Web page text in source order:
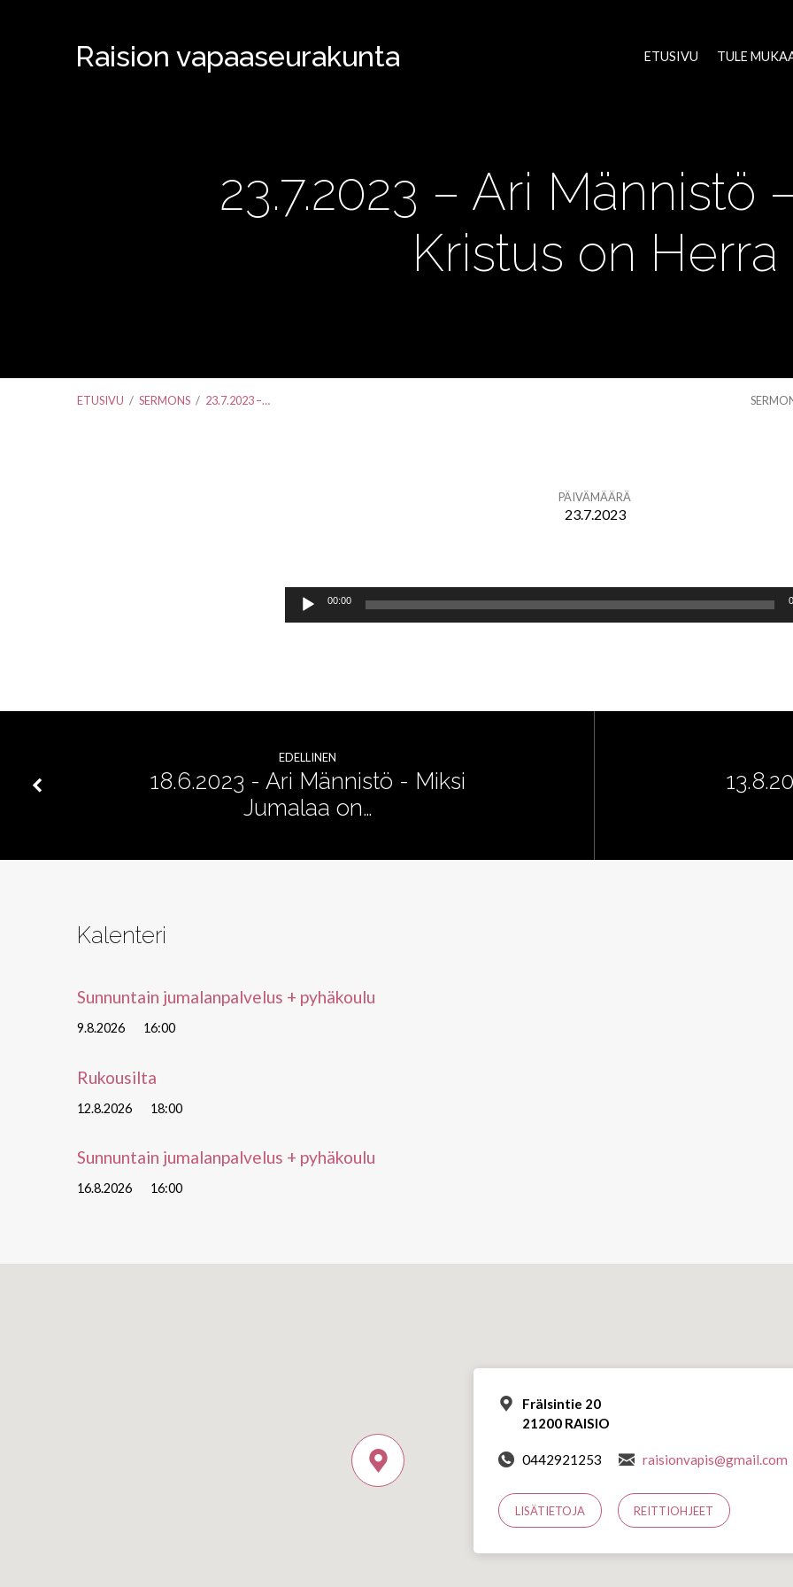
Raision vapaaseurakunta ETUSIVU TULE
23.7.2023 – Ari Männistö
Kristus on Herra
ETUSIVU / SERMONS / 23.7.2023 –…
Jeesus
Herra
PÄIVÄMÄÄRÄ
23.7.2023
Äänitoistin
00:00
EDELLINEN
18.6.2023 - Ari Männistö - Miksi
Jumalaa on…
Kalenteri
Sunnuntain jumalanpalvelus + pyhäkoulu
9.8.2026 16:00
Rukousilta
12.8.2026 18:00
Sunnuntain jumalanpalvelus + pyhäkoulu
16.8.2026 16:00
Frälsintie 20
21200 RAISIO
0442921253 raisionvapis@gmail.com
LISÄTIETOJA REITTIOHJEET